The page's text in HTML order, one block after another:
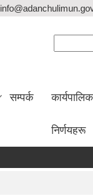
सम्पर्क
निर्णयहरू